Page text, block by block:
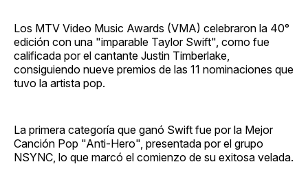
Los MTV Video Music Awards (VMA) celebraron la 40°
edición con una "imparable Taylor Swift", como fue
calificada por el cantante Justin Timberlake,
consiguiendo nueve premios de las 11 nominaciones que
tuvo la artista pop.
La primera categoría que ganó Swift fue por la Mejor
Canción Pop "Anti-Hero", presentada por el grupo
NSYNC, lo que marcó el comienzo de su exitosa velada.